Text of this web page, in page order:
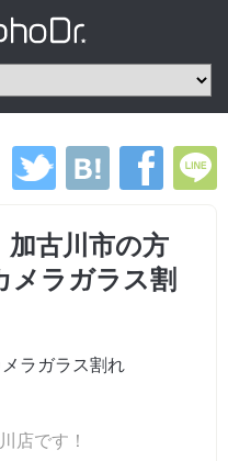
加古川市の方
メラガラス割
ラガラス割れ
店です！